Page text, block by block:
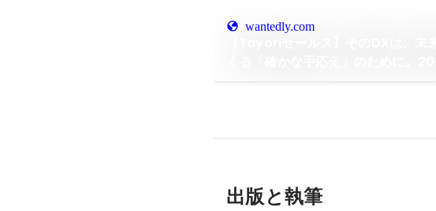
wantedly.com
出版と執筆